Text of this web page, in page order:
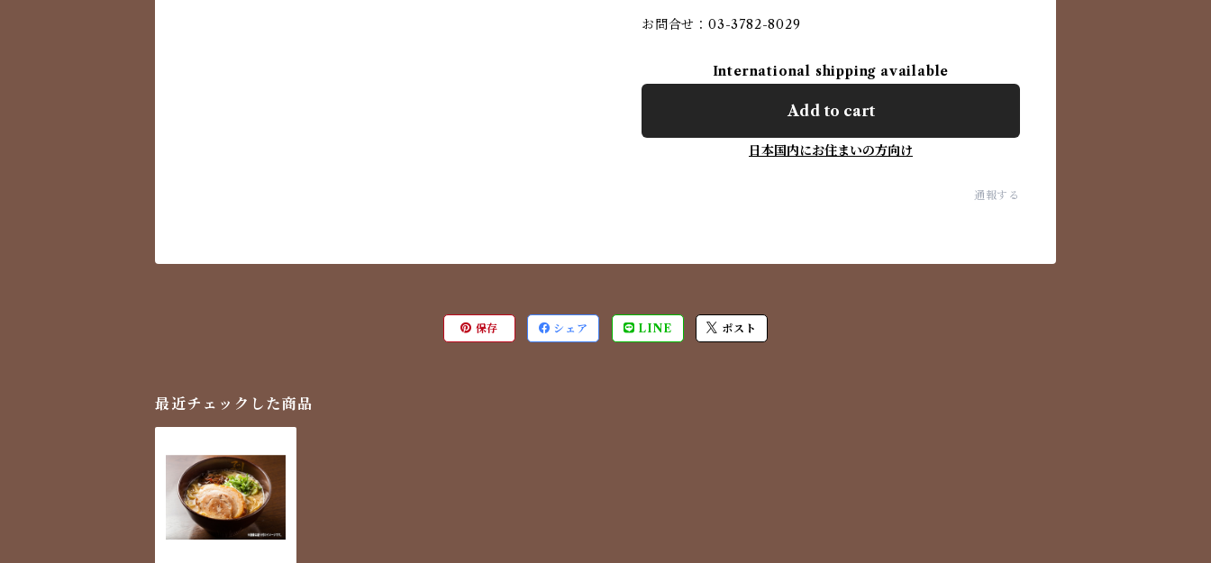
お問合せ：03-3782-8029
International shipping available
Add to cart
日本国内にお住まいの方向け
通報する
保存 シェア LINE ポスト
最近チェックした商品